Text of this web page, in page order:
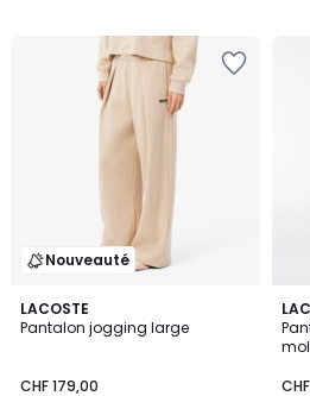
Nouveauté
LACOSTE
Pantalon jogging large
CHF 179,00